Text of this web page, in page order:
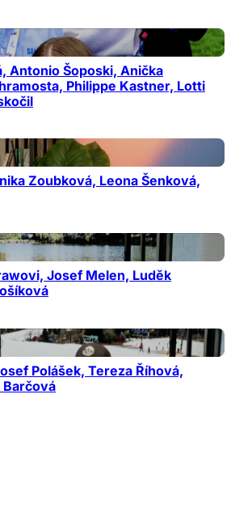
Antonio Šoposki, Anička
Philippe Kastner, Lotti
Zoubková, Leona Šenková,
Josef Melen, Luděk
Polášek, Tereza Říhová,